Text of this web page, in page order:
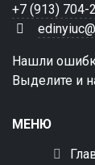
+7 (913) 704-
Нашли
Выделите и
МЕНЮ